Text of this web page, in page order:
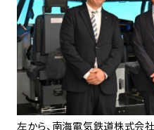
左から、南海電気鉄道株式会